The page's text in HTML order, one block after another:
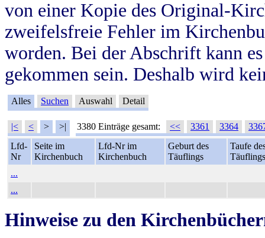
von einer Kopie des Original-
zweifelsfreie Fehler im
worden. Bei der Abschrift kann
gekommen sein. Deshalb wird
Alles Suchen Auswahl Detail
|< < > >| 3380 Einträge gesamt: << 3361 3364
Lfd-
Nr
Seite im
Kirchenbuch
Lfd-Nr im
Kirchenbuch
Geburt des
Täuflings
Taufe
Täuflings
...
...
Hinweise zu den